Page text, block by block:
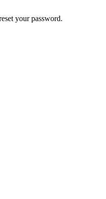
your password.